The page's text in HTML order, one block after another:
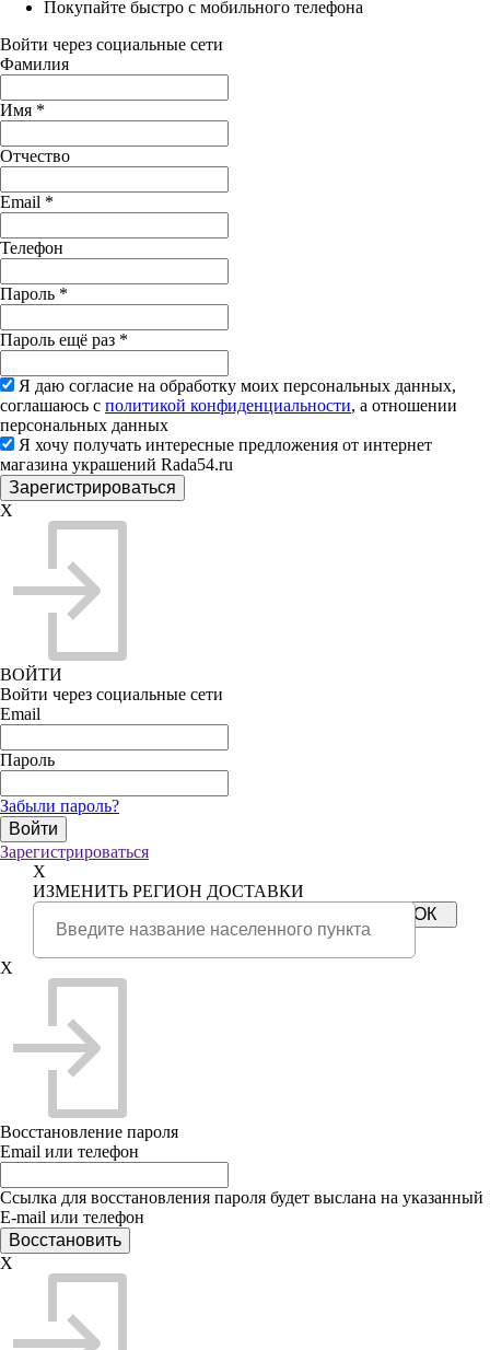
Покупайте быстро с мобильного телефона
Войти через социальные сети
Фамилия
Имя *
Отчество
Email *
Телефон
Пароль *
Пароль ещё раз *
Я даю согласие на обработку моих персональных данных,
соглашаюсь с политикой конфиденциальности, а отношении
персональных данных
Я хочу получать интересные предложения от интернет
магазина украшений Rada54.ru
X
ВОЙТИ
Войти через социальные сети
Email
Пароль
Забыли пароль?
Зарегистрироваться
X
ИЗМЕНИТЬ РЕГИОН ДОСТАВКИ
X
Восстановление пароля
Email или телефон
Ссылка для восстановления пароля будет выслана на указанный
E-mail или телефон
X